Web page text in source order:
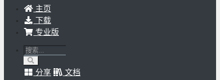
主页
下载
专业版
分享
文档